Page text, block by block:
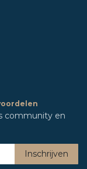
community en
Inschrij​​ven